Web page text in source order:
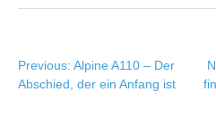
Beitragsnavigation
Previous: Alpine A110 – Der
Abschied, der ein Anfang ist